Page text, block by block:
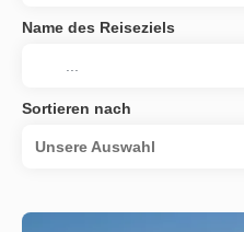
Name des Reiseziels
Sortieren nach
Unsere Auswahl